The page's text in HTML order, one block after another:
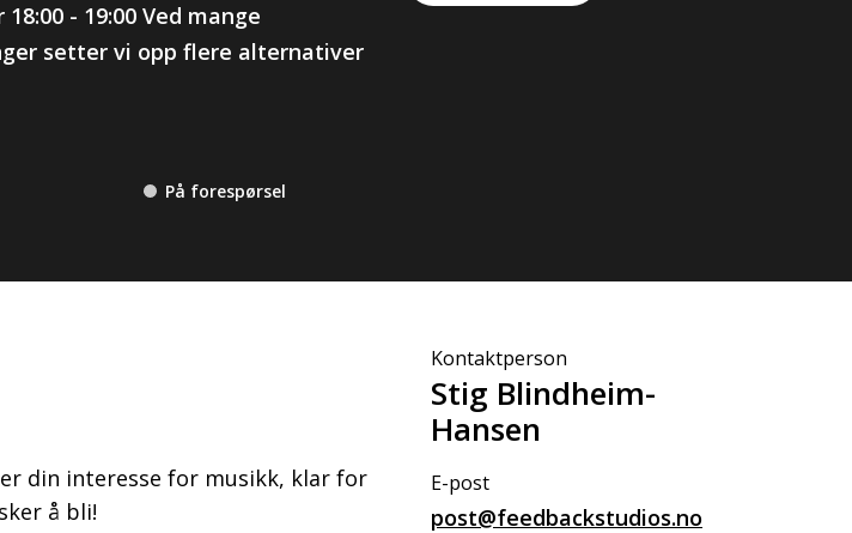
- 19:00 Ved mange
setter vi opp flere alternativer
På forespørsel
din interesse for musikk, klar for
å bli!
Kontaktperson
Stig Blindheim-
Hansen
E-post
post@feedbackstudios.no